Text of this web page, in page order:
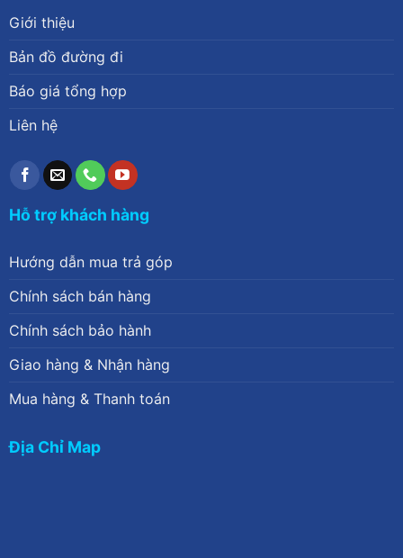
Giới thiệu
Bản đồ đường đi
Báo giá tổng hợp
Liên hệ
Hỗ trợ khách hàng
Hướng dẫn mua trả góp
Chính sách bán hàng
Chính sách bảo hành
Giao hàng & Nhận hàng
Mua hàng & Thanh toán
Địa Chỉ Map